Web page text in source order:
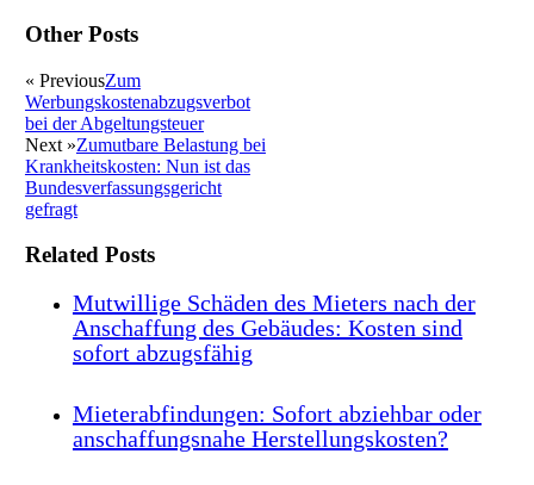
Other Posts
« PreviousZum
Werbungskostenabzugsverbot
bei der Abgeltungsteuer
Next »Zumutbare Belastung bei
Krankheitskosten: Nun ist das
Bundesverfassungsgericht
gefragt
Related Posts
Mutwillige Schäden des Mieters nach der
Anschaffung des Gebäudes: Kosten sind
sofort abzugsfähig
Mieterabfindungen: Sofort abziehbar oder
anschaffungsnahe Herstellungskosten?